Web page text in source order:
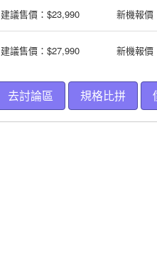
建議售價：$23,990 新機報價
建議售價：$27,990 新機報價
去討論區 規格比拼